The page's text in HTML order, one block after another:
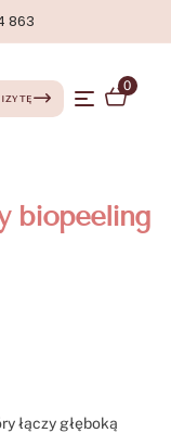
863
0
biopeeling
łączy głęboką